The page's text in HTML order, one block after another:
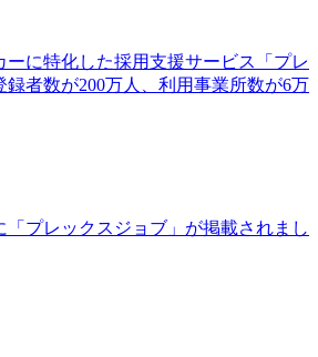
ーに特化した採用支援サービス「プレ
録者数が200万人、利用事業所数が6万
「プレックスジョブ」が掲載されまし